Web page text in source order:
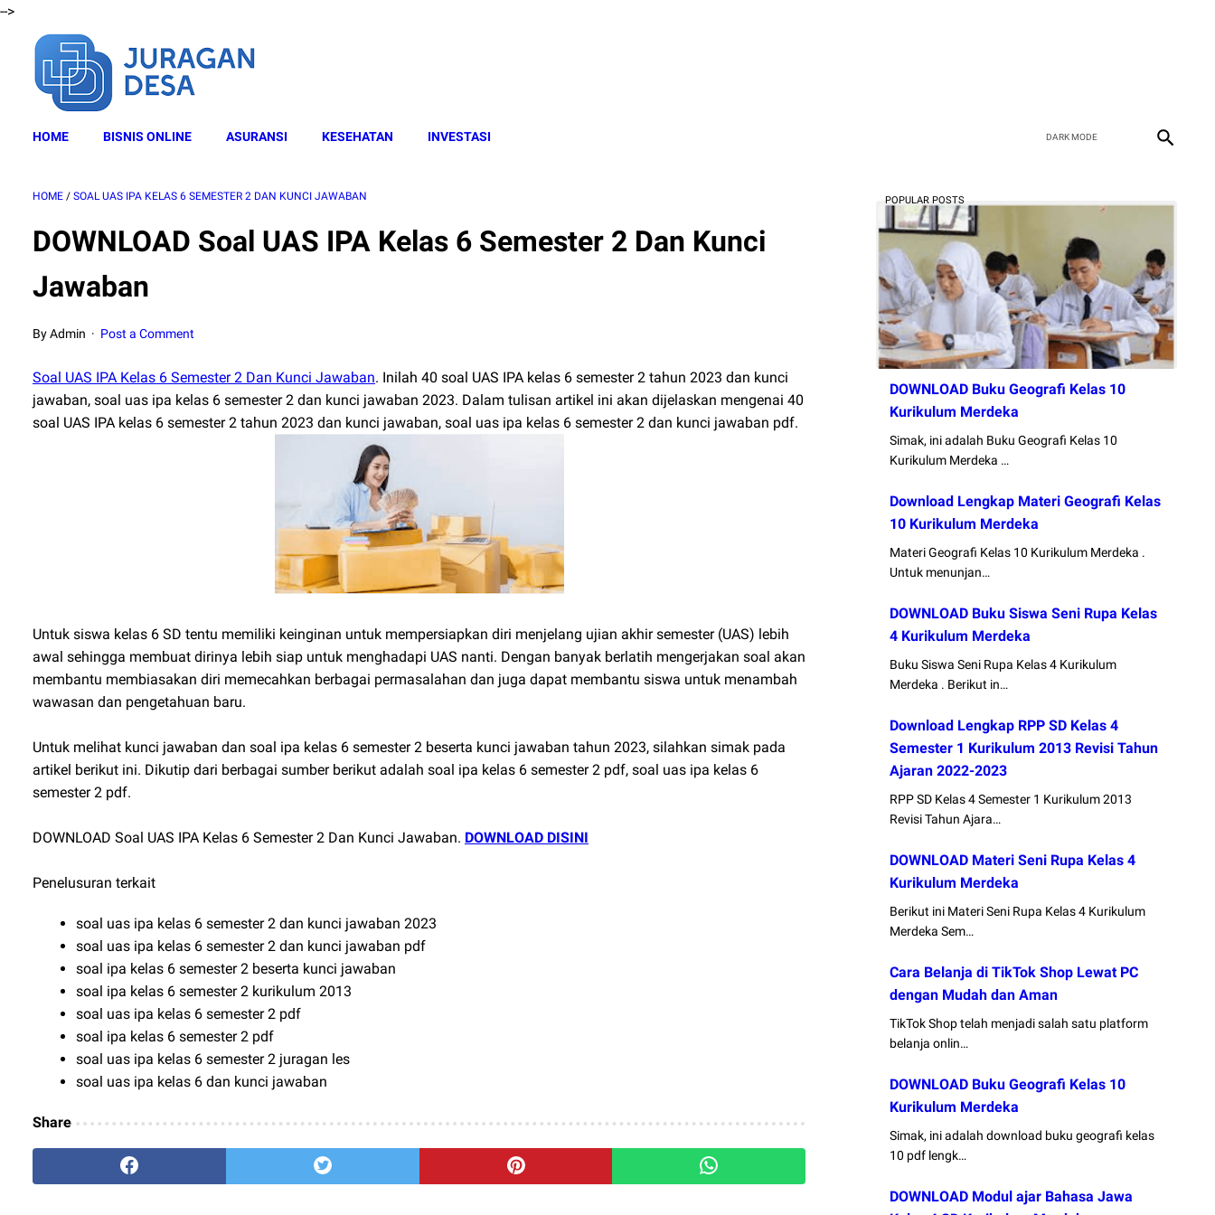
-->
HOME BISNIS ONLINE ASURANSI KESEHATAN INVESTASI
HOME / SOAL UAS IPA KELAS 6 SEMESTER 2 DAN KUNCI JAWABAN
DOWNLOAD Soal UAS IPA Kelas 6 Semester 2 Dan Kunci
Jawaban
By Admin Post a Comment
Soal UAS IPA Kelas 6 Semester 2 Dan Kunci Jawaban. Inilah 40 soal UAS IPA kelas 6 semester 2 tahun 2023 dan kunci
jawaban, soal uas ipa kelas 6 semester 2 dan kunci jawaban 2023. Dalam tulisan artikel ini akan dijelaskan mengenai 40
soal UAS IPA kelas 6 semester 2 tahun 2023 dan kunci jawaban, soal uas ipa kelas 6 semester 2 dan kunci jawaban pdf.
Untuk siswa kelas 6 SD tentu memiliki keinginan untuk mempersiapkan diri menjelang ujian akhir semester (UAS) lebih
awal sehingga membuat dirinya lebih siap untuk menghadapi UAS nanti. Dengan banyak berlatih mengerjakan soal akan
membantu membiasakan diri memecahkan berbagai permasalahan dan juga dapat membantu siswa untuk menambah
wawasan dan pengetahuan baru.
Untuk melihat kunci jawaban dan soal ipa kelas 6 semester 2 beserta kunci jawaban tahun 2023, silahkan simak pada
artikel berikut ini. Dikutip dari berbagai sumber berikut adalah soal ipa kelas 6 semester 2 pdf, soal uas ipa kelas 6
semester 2 pdf.
DOWNLOAD Soal UAS IPA Kelas 6 Semester 2 Dan Kunci Jawaban. DOWNLOAD DISINI
Penelusuran terkait
soal uas ipa kelas 6 semester 2 dan kunci jawaban 2023
soal uas ipa kelas 6 semester 2 dan kunci jawaban pdf
soal ipa kelas 6 semester 2 beserta kunci jawaban
soal ipa kelas 6 semester 2 kurikulum 2013
soal uas ipa kelas 6 semester 2 pdf
soal ipa kelas 6 semester 2 pdf
soal uas ipa kelas 6 semester 2 juragan les
soal uas ipa kelas 6 dan kunci jawaban
Share
POPULAR POSTS
DOWNLOAD Buku Geografi Kelas 10
Kurikulum Merdeka
Simak, ini adalah Buku Geografi Kelas 10
Kurikulum Merdeka …
Download Lengkap Materi Geografi Kelas
10 Kurikulum Merdeka
Materi Geografi Kelas 10 Kurikulum Merdeka .
Untuk menunjan…
DOWNLOAD Buku Siswa Seni Rupa Kelas
4 Kurikulum Merdeka
Buku Siswa Seni Rupa Kelas 4 Kurikulum
Merdeka . Berikut in…
Download Lengkap RPP SD Kelas 4
Semester 1 Kurikulum 2013 Revisi Tahun
Ajaran 2022-2023
RPP SD Kelas 4 Semester 1 Kurikulum 2013
Revisi Tahun Ajara…
DOWNLOAD Materi Seni Rupa Kelas 4
Kurikulum Merdeka
Berikut ini Materi Seni Rupa Kelas 4 Kurikulum
Merdeka Sem…
Cara Belanja di TikTok Shop Lewat PC
dengan Mudah dan Aman
TikTok Shop telah menjadi salah satu platform
belanja onlin…
DOWNLOAD Buku Geografi Kelas 10
Kurikulum Merdeka
Simak, ini adalah download buku geografi kelas
10 pdf lengk…
DOWNLOAD Modul ajar Bahasa Jawa